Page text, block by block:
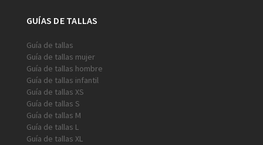
GUÍAS DE TALLAS
Guía de tallas
Guía de tallas mujer
Guía de tallas hombre
Guía de tallas infantil
Guía de tallas XS
Guía de tallas S
Guía de tallas M
Guía de tallas L
Guía de tallas XL